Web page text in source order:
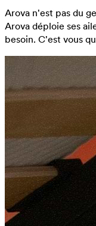
Arova n'est pas du
Arova déploie ses
besoin. C'est vous